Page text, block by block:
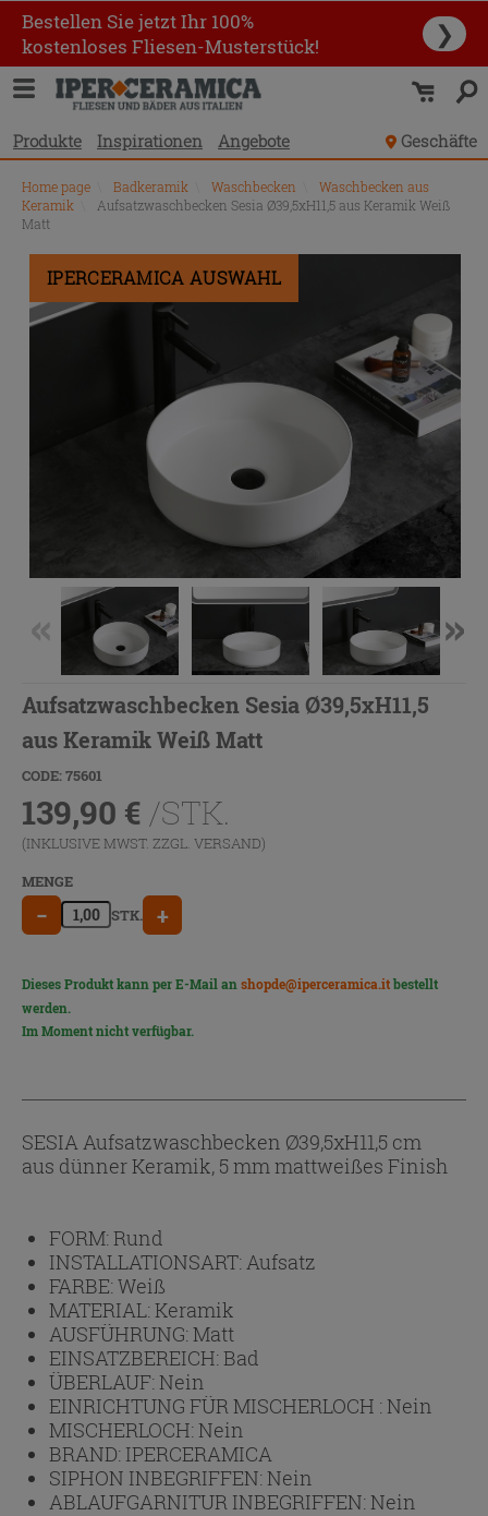
Bestellen Sie jetzt Ihr 100%
kostenloses Fliesen-Musterstück!
❯
Produkte Inspirationen Angebote Geschäfte
Home page Badkeramik Waschbecken
Waschbecken aus
Keramik
Aufsatzwaschbecken Sesia Ø39,5xH11,5 aus Keramik Weiß
Matt
IPERCERAMICA AUSWAHL
Aufsatzwaschbecken Sesia Ø39,5xH11,5
aus Keramik Weiß Matt
CODE: 75601
139,90 € /STK.
(INKLUSIVE MWST. ZZGL. VERSAND)
MENGE
− STK. +
Dieses Produkt kann per E-Mail an shopde@iperceramica.itbestellt
werden.
Im Moment nicht verfügbar.
SESIA Aufsatzwaschbecken Ø39,5xH11,5 cm
aus dünner Keramik, 5 mm mattweißes Finish
FORM:Rund
INSTALLATIONSART: Aufsatz
FARBE:Weiß
MATERIAL:Keramik
AUSFÜHRUNG:Matt
EINSATZBEREICH:Bad
ÜBERLAUF:Nein
EINRICHTUNG FÜR MISCHERLOCH :Nein
MISCHERLOCH:Nein
BRAND: IPERCERAMICA
SIPHON INBEGRIFFEN:Nein
ABLAUFGARNITUR INBEGRIFFEN:Nein